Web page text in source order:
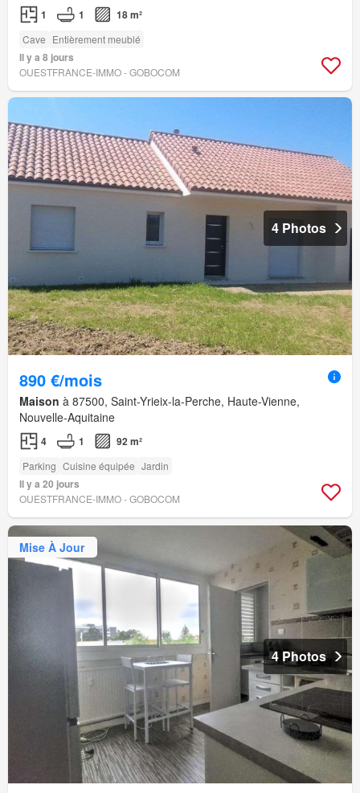
1 1 18 m²
Cave Entièrement meublé
Il y a 8 jours
OUESTFRANCE-IMMO - GOBOCOM
4 Photos
890 €/mois
Maison à 87500, Saint-Yrieix-la-Perche, Haute-Vienne,
Nouvelle-Aquitaine
4 1 92 m²
Parking Cuisine équipée Jardin
Il y a 20 jours
OUESTFRANCE-IMMO - GOBOCOM
Mise À Jour
4 Photos